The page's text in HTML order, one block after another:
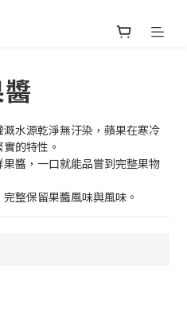
水源乾淨無汙染，蘋果在寒冷
的特性。
醬，一口就能品嘗到完整果物
整保留果醬風味與風味。